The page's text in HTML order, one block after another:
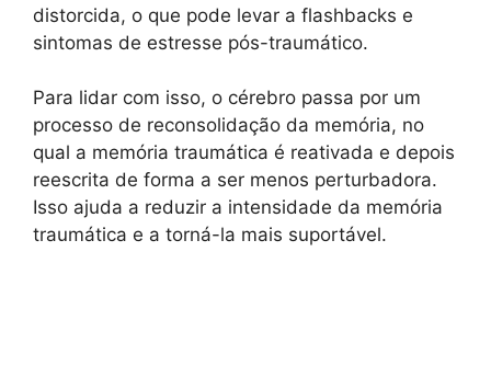
distorcida, o que pode levar a flashbacks e
sintomas de estresse pós-traumático.
Para lidar com isso, o cérebro passa por um
processo de reconsolidação da memória, no
qual a memória traumática é reativada e depois
reescrita de forma a ser menos perturbadora.
Isso ajuda a reduzir a intensidade da memória
traumática e a torná-la mais suportável.